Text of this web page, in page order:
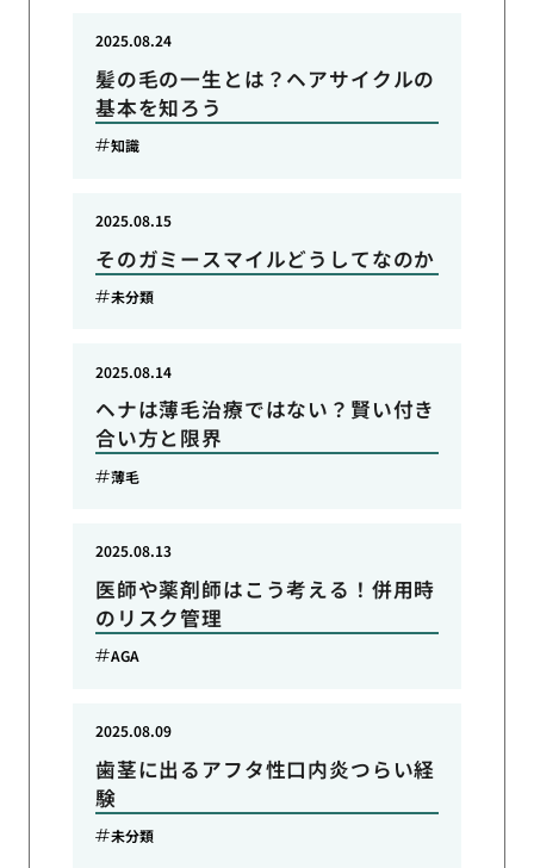
髪の毛の一生とは？ヘアサイクルの
基本を知ろう
2025.08.24
知識
そのガミースマイルどうしてなのか
2025.08.15
未分類
ヘナは薄毛治療ではない？賢い付き
合い方と限界
2025.08.14
薄毛
医師や薬剤師はこう考える！併用時
のリスク管理
2025.08.13
AGA
歯茎に出るアフタ性口内炎つらい経
験
2025.08.09
未分類